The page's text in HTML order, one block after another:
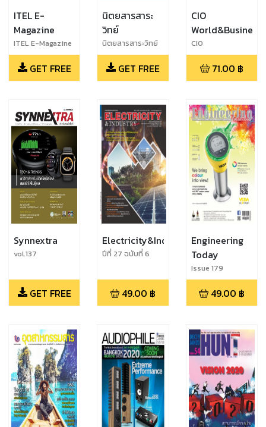
ITEL E-
Magazine
ITEL E-Magazine
Vol.58
GET FREE
นิตยสารสาระ
วิทย์
นิตยสารสาระวิทย์
ฉบับที่ 104
พฤศจิกายน 2564
GET FREE
CIO
World&Business
CIO
WORLD_SEPTEM
BER_2021
71.00 ฿
Synnextra
vol.137
GET FREE
Electricity&Industry
ปีที่ 27 ฉบับที่ 6
ธันวาคม 2563
49.00 ฿
Engineering
Today
Issue 179
September-
October 2020
49.00 ฿